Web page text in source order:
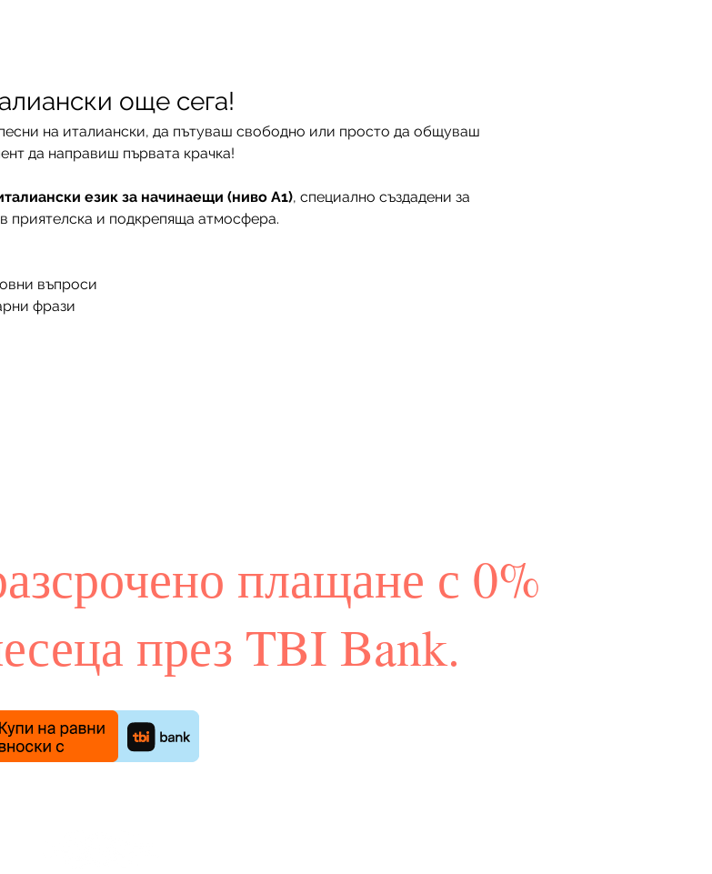
още сега!
на италиански, да пътуваш свободно или просто да общуваш
да направиш първата крачка!
език за начинаещи (ниво А1), специално създадени за
приятелска и подкрепяща атмосфера.
въпроси
фрази
плащане с 0%
през TBI Bank.